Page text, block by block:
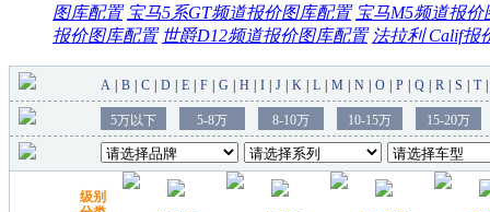
图库配置 宝马5系GT频道报价图库配置 宝马M5频道报价
报价图库配置 世爵D12频道报价图库配置 法拉利 Calif报